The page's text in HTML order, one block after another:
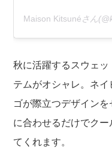
Maison Kitsunéさん
秋に活躍するスウェ
テムがオシャレ。ネ
ゴが際立つデザイン
に合わせるだけでク
てくれます。